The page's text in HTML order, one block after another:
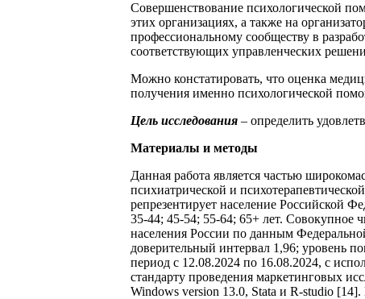
Совершенствование психологической
этих организациях, а также на
профессиональному сообществу в
соответствующих управленческих
Можно констатировать, что оценка
получения именно психологической
Цель исследования – определить
Материалы и методы
Данная работа является частью
психиатрической и
репрезентирует население Российской
35-44; 45-54; 55-64; 65+ лет. Совокупное
населения России по данным
доверительный интервал 1,96; уровень
период с 12.08.2024 по 16.08.2024, с
стандарту проведения маркетинговых
Windows version 13.0, Stata и R-studio